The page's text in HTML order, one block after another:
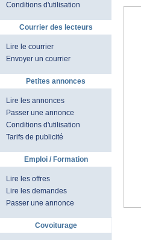
Conditions d'utilisation
Courrier des lecteurs
Lire le courrier
Envoyer un courrier
Petites annonces
Lire les annonces
Passer une annonce
Conditions d'utilisation
Tarifs de publicité
Emploi / Formation
Lire les offres
Lire les demandes
Passer une annonce
Covoiturage